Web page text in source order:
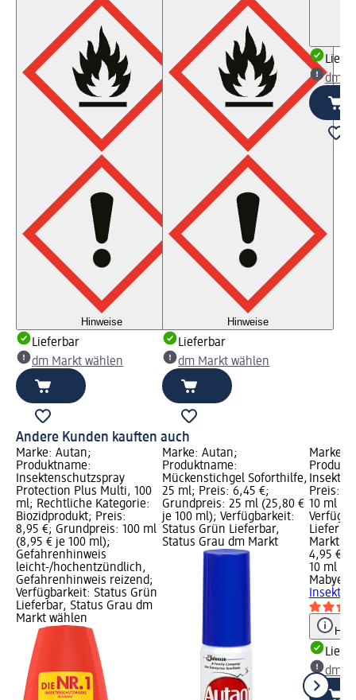
Hinweise
Lieferbar
dm Markt wählen
Hinweise
Lieferbar
dm Markt wählen
dm
Andere Kunden kauften auch
Marke: Autan;
Produktname:
Insektenschutzspray
Protection Plus Multi, 100
ml; Rechtliche Kategorie:
Biozidprodukt; Preis:
8,95 €; Grundpreis: 100 ml
(8,95 € je 100 ml);
Gefahrenhinweis
leicht-/hochentzündlich,
Gefahrenhinweis reizend;
Verfügbarkeit: Status Grün
Lieferbar, Status Grau dm
Markt wählen
Marke: Autan;
Produktname:
Mückenstichgel Soforthilfe,
25 ml; Preis: 6,45 €;
Grundpreis: 25 ml (25,80 €
je 100 ml); Verfügbarkeit:
Status Grün Lieferbar,
Status Grau dm Markt
Marke:
Preis:
10 ml
Markt
4,95 €
10 ml
Mabyen
dm